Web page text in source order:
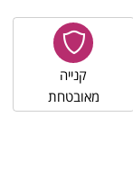
קנייה
מאובטחת